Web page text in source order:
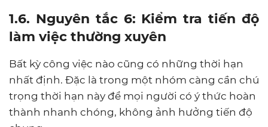
1.6. Nguyên tắc 6: Kiểm tra tiến độ
làm việc thường xuyên
Bất kỳ công việc nào cũng có những thời hạn
nhất định. Đặc là trong một nhóm càng cần chú
trọng thời hạn này để mọi người có ý thức hoàn
thành nhanh chóng, không ảnh hưởng tiến độ